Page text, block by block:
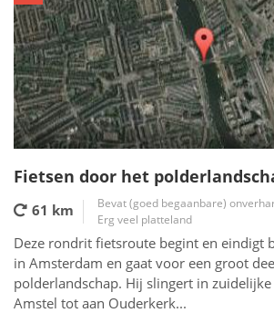
Fietsen door het
61 km
Bevat (goed begaanbare)
Erg veel platteland
Deze rondrit fietsroute begint en eindigt
in Amsterdam en gaat voor een groot
polderlandschap. Hij slingert in
Amstel tot aan Ouderkerk...